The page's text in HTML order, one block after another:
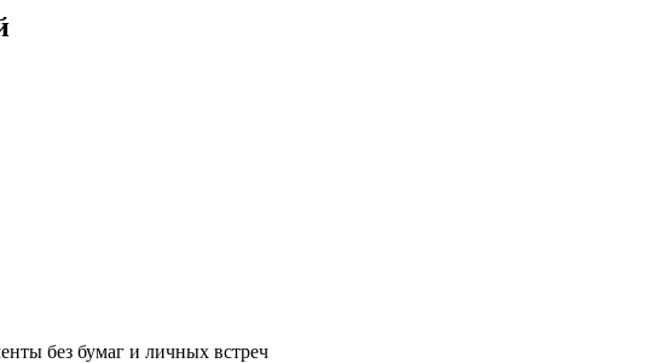
без бумаг и личных встреч